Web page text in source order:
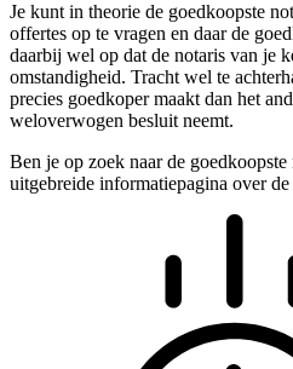
Je kunt in theorie de goedkoopste
offertes op te vragen en daar de
daarbij wel op dat de notaris van je
omstandigheid. Tracht wel te
precies goedkoper maakt dan het
weloverwogen besluit neemt.
Ben je op zoek naar de
uitgebreide informatiepagina over de